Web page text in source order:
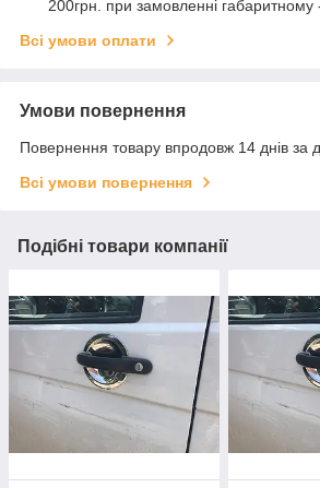
200грн. при замовленні габаритному
Всі умови оплати
Умови повернення
Повернення товару впродовж 14 днів за
Всі умови повернення
Подібні товари компанії